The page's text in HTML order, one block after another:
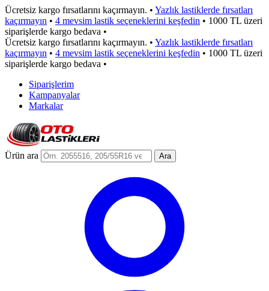
Ücretsiz kargo fırsatlarını kaçırmayın. • Yazlık lastiklerde fırsatları
kaçırmayın • 4 mevsim lastik seçeneklerini keşfedin • 1000 TL üzeri
siparişlerde kargo bedava •
Ücretsiz kargo fırsatlarını kaçırmayın. • Yazlık lastiklerde fırsatları
kaçırmayın • 4 mevsim lastik seçeneklerini keşfedin • 1000 TL üzeri
siparişlerde kargo bedava •
Siparişlerim
Kampanyalar
Markalar
Ürün ara Ara